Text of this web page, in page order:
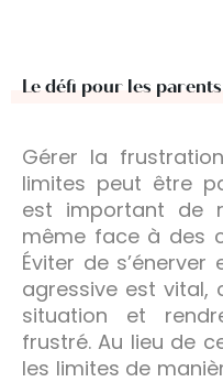
Le défi pour les parents
Gérer la
limites peut être
est important de
même face à des
Éviter de
agressive est vital,
situation et
frustré. Au lieu de
les limites de